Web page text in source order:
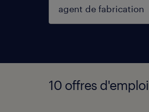
10 offres